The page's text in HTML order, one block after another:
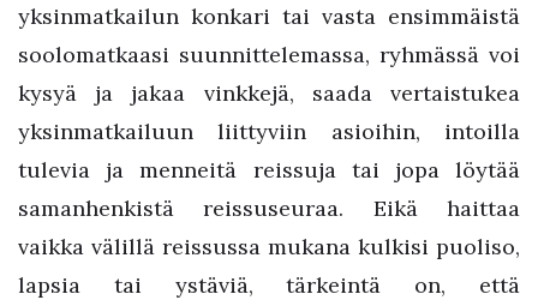
yksinmatkailun konkari tai vasta ensimmäistä
soolomatkaasi suunnittelemassa, ryhmässä voi
kysyä ja jakaa vinkkejä, saada vertaistukea
yksinmatkailuun liittyviin asioihin, intoilla
tulevia ja menneitä reissuja tai jopa löytää
samanhenkistä reissuseuraa. Eikä haittaa
vaikka välillä reissussa mukana kulkisi puoliso,
lapsia tai ystäviä, tärkeintä on, että